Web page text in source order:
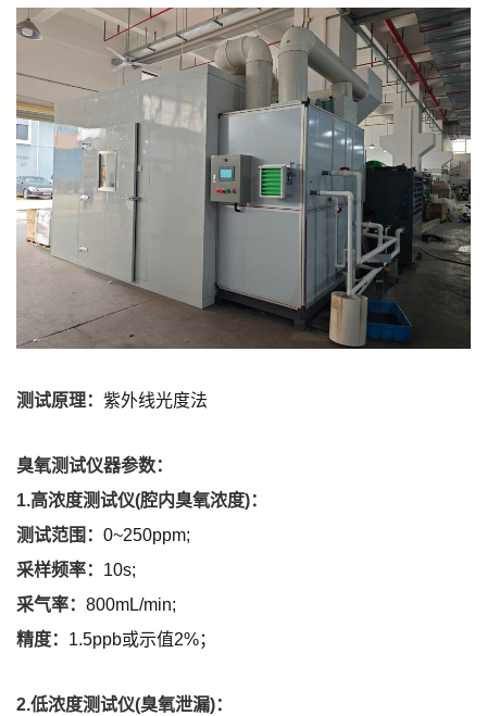
测试原理： 紫外线光度法
臭氧测试仪器参数：
1.高浓度测试仪(腔内臭氧浓度)：
测试范围： 0~250ppm;
采样频率： 10s;
采气率： 800mL/min;
精度： 1.5ppb或示值2%；
2.低浓度测试仪(臭氧泄漏)：